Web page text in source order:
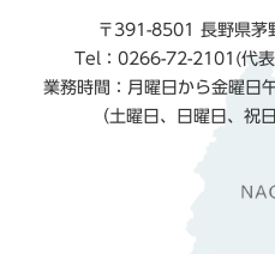
〒391-8501 長野県茅
Tel：0266-72-2101(代
業務時間：月曜日から金曜日
（土曜日、日曜日、祝